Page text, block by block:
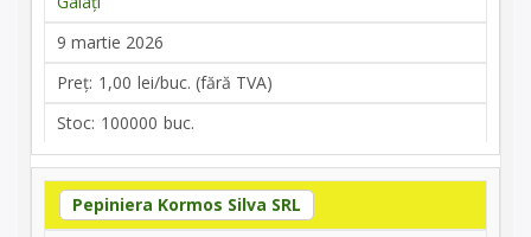
9 martie 2026
1,00
100000
Pepiniera Kormos Silva SRL